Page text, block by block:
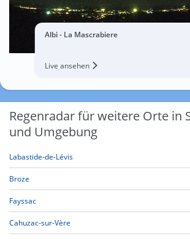
Albi - La Mascrabiere
Live ansehen
Regenradar für weitere Orte in
und Umgebung
Labastide-de-Lévis
Broze
Fayssac
Cahuzac-sur-Vère